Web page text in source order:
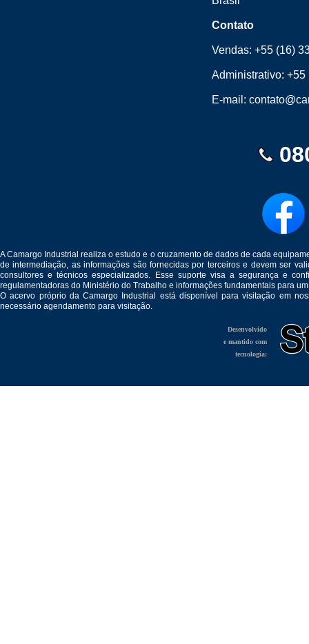
Contato
Vendas:+55 (16)
Administrativo:+55
E-mail:
A Camargo Industrial realiza o estudo e o cruzamento de dados de cada
de intermediação, as informações são fornecidas por terceiros e devem ser
consultores e técnicos especializados. Esse suporte visa a segurança e
regulamentadoras do Ministério do Trabalho e informações fundamentais para
O acervo próprio da Camargo Industrial está disponível para visitação em
necessário agendamento para visitação.
Desenvolvido
e mantido com
tecnologia: